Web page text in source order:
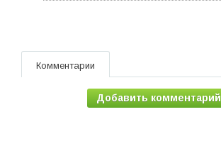
Комментарии
Добавить комментарий